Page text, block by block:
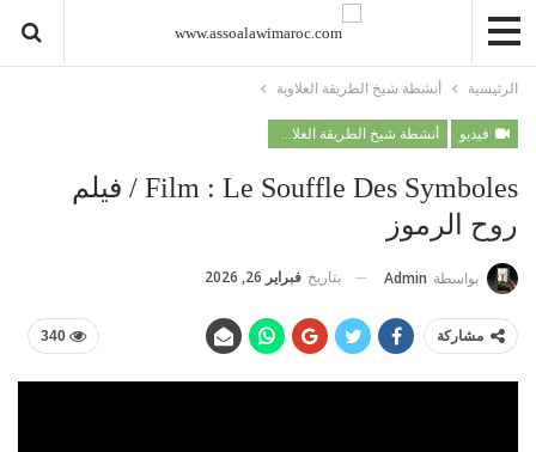
الرئيسية أنشطة شيخ الطريقة العلاوية
فيديو أنشطة شيخ الطريقة العلاوية
Film : Le Souffle Des Symboles / فيلم
روح الرموز
بواسطة Admin بتاريخ فبراير 26, 2026
340 مشاركة